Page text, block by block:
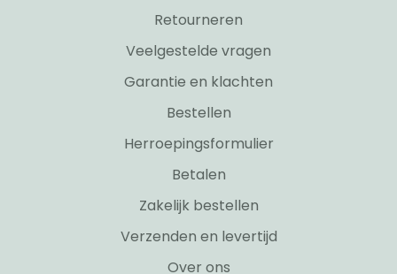
Retourneren
Veelgestelde vragen
Garantie en klachten
Bestellen
Herroepingsformulier
Betalen
Zakelijk bestellen
Verzenden en levertijd
Over ons